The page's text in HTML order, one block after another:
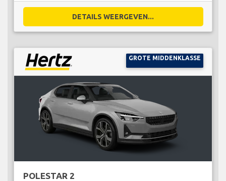
DETAILS WEERGEVEN...
GROTE MIDDENKLASSE
POLESTAR 2